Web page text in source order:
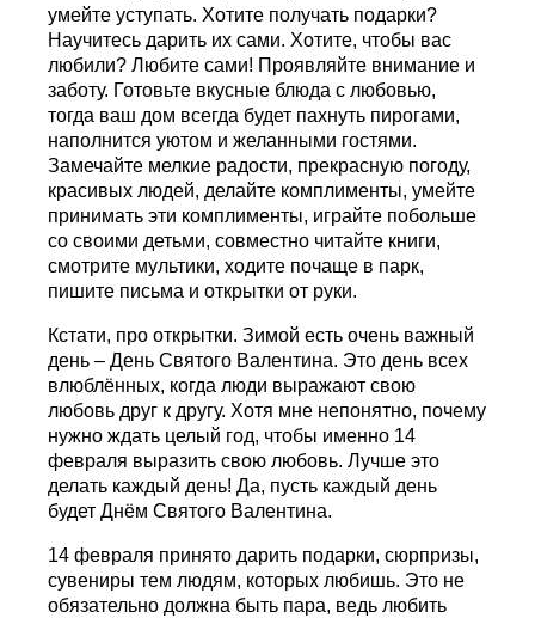
умейте уступать. Хотите получать подарки?
Научитесь дарить их сами. Хотите, чтобы вас
любили? Любите сами! Проявляйте внимание и
заботу. Готовьте вкусные блюда с любовью,
тогда ваш дом всегда будет пахнуть пирогами,
наполнится уютом и желанными гостями.
Замечайте мелкие радости, прекрасную погоду,
красивых людей, делайте комплименты, умейте
принимать эти комплименты, играйте побольше
со своими детьми, совместно читайте книги,
смотрите мультики, ходите почаще в парк,
пишите письма и открытки от руки.
Кстати, про открытки. Зимой есть очень важный
день – День Святого Валентина. Это день всех
влюблённых, когда люди выражают свою
любовь друг к другу. Хотя мне непонятно, почему
нужно ждать целый год, чтобы именно 14
февраля выразить свою любовь. Лучше это
делать каждый день! Да, пусть каждый день
будет Днём Святого Валентина.
14 февраля принято дарить подарки, сюрпризы,
сувениры тем людям, которых любишь. Это не
обязательно должна быть пара, ведь любить